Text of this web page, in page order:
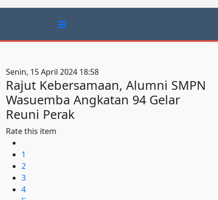
Senin, 15 April 2024 18:58
Rajut Kebersamaan, Alumni SMPN
Wasuemba Angkatan 94 Gelar
Reuni Perak
Rate this item
1
2
3
4